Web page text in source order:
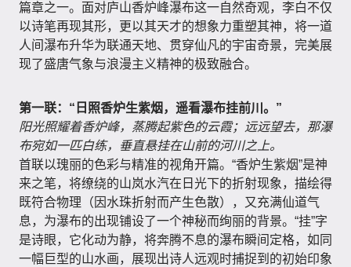
篇章之一。面对庐山香炉峰瀑布这一自然奇观，李白不仅
以诗笔再现其形，更以其天才的想象力重塑其神，将一道
人间瀑布升华为联通天地、贯穿仙凡的宇宙奇景，完美展
现了盛唐气象与浪漫主义精神的极致融合。
第一联：“日照香炉生紫烟，遥看瀑布挂前川。”
阳光照耀着香炉峰，蒸腾起紫色的云霞；远远望去，那瀑
布宛如一匹白练，垂直悬挂在山前的河川之上。
首联以瑰丽的色彩与精准的视角开篇。“香炉生紫烟”是神
来之笔，将缭绕的山岚水汽在日光下的折射现象，描绘得
既符合物理（因水珠折射而产生色散），又充满仙道气
息，为瀑布的出现铺设了一个神秘而绚丽的背景。“挂”字
是诗眼，它化动为静，将奔腾不息的瀑布瞬间定格，如同
一幅巨型的山水画，展现出诗人远观时捕捉到的初始印象